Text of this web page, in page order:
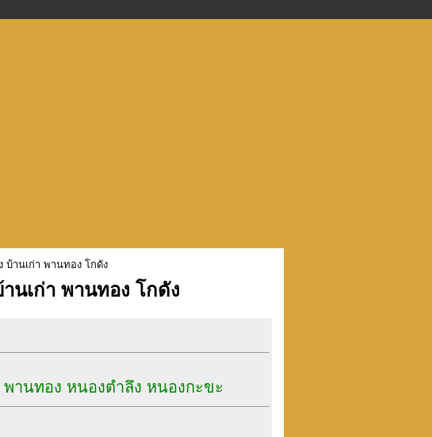
บ้านเก่า พานทอง โกดัง
นเก่า พานทอง โกดัง
านทอง หนองตำลึง หนองกะขะ